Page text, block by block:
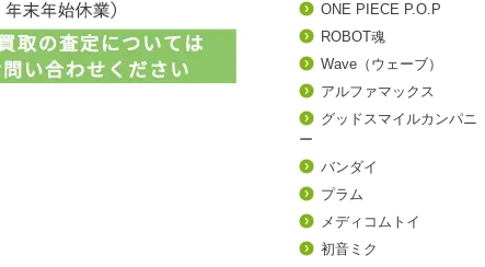
ONE PIECE P.O.P
ROBOT魂
Wave（ウェーブ）
アルファマックス
グッドスマイルカンパニ
ー
バンダイ
プラム
メディコムトイ
初音ミク